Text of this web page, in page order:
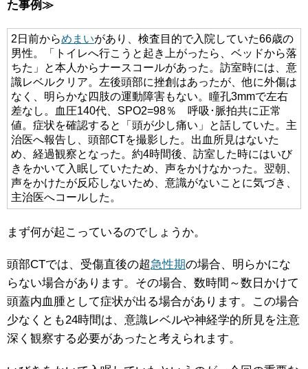
た事例≫
2日前からめまいがあり、検査目的で入院していた66歳の
男性。「トイレへ行こうと起き上がったら、ベッドから落
ちた」と本人からナースコールがあった。訪室時には、意
識レベルクリア。左後頭部に挫創はあったが、他に外傷は
なく、明らかな四肢の運動障害もない。瞳孔3mmで左右
差なし。血圧140代、SPO2=98％ 呼吸･脈拍共に正常
値。症状を確認すると「頭が少し痛い」と話していた。主
治医へ報告し、頭部CTを撮影した。出血所見はないた
め、経過観察となった。約4時間後、訪室した時にはいび
きをかいて入眠していたため、声をかけなかった。翌朝、
声をかけたが反応しないため、意識がないことに気づき、
主治医へコールした。
まず何が起こっているのでしょうか。
頭部CTでは、受傷直後の超急性期の場合、明らかにな
らない場合があります。その場合、数時間～数日かけて
頭蓋内血腫として症状が出る場合があります。この場合
少なくとも24時間は、意識レベルや神経学的所見を注意
深く観察する必要があったと考えられます。